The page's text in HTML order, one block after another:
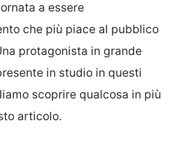
a essere
che più piace al pubblico
protagonista in grande
in studio in questi
scoprire qualcosa in più
articolo.